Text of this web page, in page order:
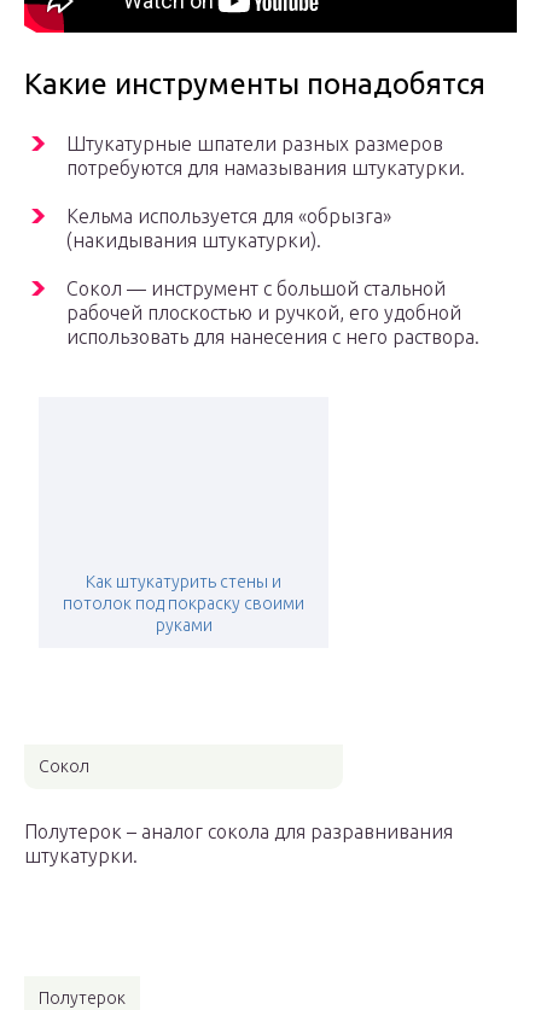
Какие инструменты понадобятся
Штукатурные шпатели разных размеров
потребуются для намазывания штукатурки.
Кельма используется для «обрызга»
(накидывания штукатурки).
Сокол — инструмент с большой стальной
рабочей плоскостью и ручкой, его удобной
использовать для нанесения с него раствора.
Как штукатурить стены и
потолок под покраску своими
руками
Сокол
Полутерок – аналог сокола для разравнивания
штукатурки.
Полутерок